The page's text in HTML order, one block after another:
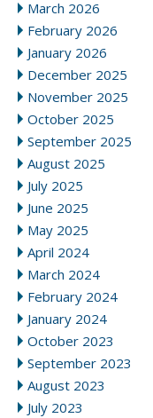
March 2026
February 2026
January 2026
December 2025
November 2025
October 2025
September 2025
August 2025
July 2025
June 2025
May 2025
April 2024
March 2024
February 2024
January 2024
October 2023
September 2023
August 2023
July 2023